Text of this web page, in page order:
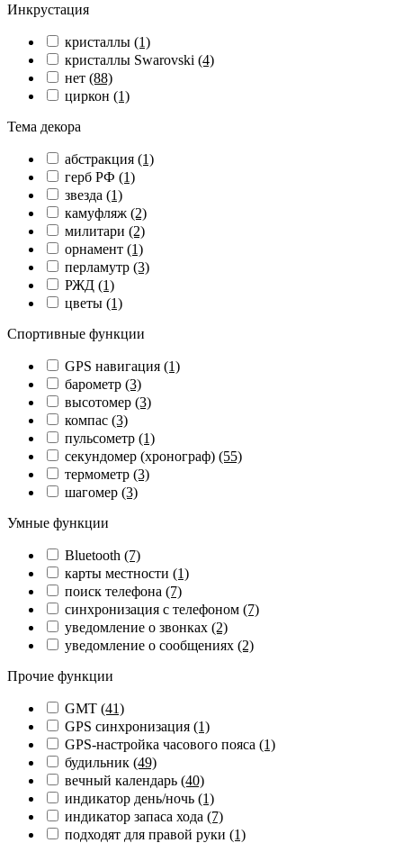
Инкрустация
кристаллы (1)
кристаллы Swarovski (4)
нет (88)
циркон (1)
Тема декора
абстракция (1)
герб РФ (1)
звезда (1)
камуфляж (2)
милитари (2)
орнамент (1)
перламутр (3)
РЖД (1)
цветы (1)
Спортивные функции
GPS навигация (1)
барометр (3)
высотомер (3)
компас (3)
пульсометр (1)
секундомер (хронограф) (55)
термометр (3)
шагомер (3)
Умные функции
Bluetooth (7)
карты местности (1)
поиск телефона (7)
синхронизация с телефоном (7)
уведомление о звонках (2)
уведомление о сообщениях (2)
Прочие функции
GMT (41)
GPS синхронизация (1)
GPS-настройка часового пояса (1)
будильник (49)
вечный календарь (40)
индикатор день/ночь (1)
индикатор запаса хода (7)
подходят для правой руки (1)